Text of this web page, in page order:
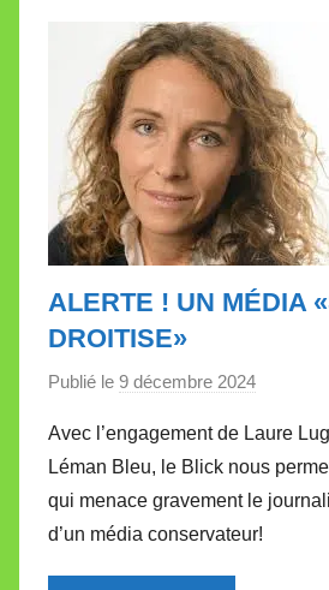
ALERTE ! UN MÉDIA
DROITISE»
Publié le 9 décembre 2024
r
M
i
r
Avec l’engagement de Laure
Léman Bleu, le Blick nous
qui menace gravement le
d’un média conservateur!